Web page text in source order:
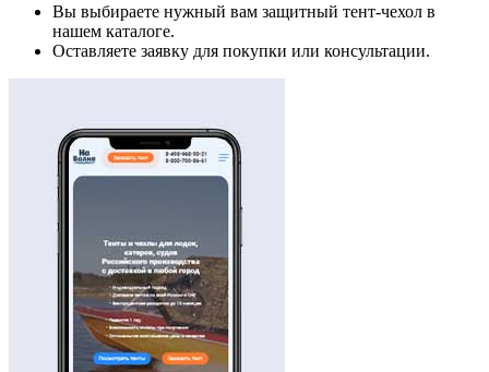
Вы выбираете нужный вам защитный тент-чехол в
нашем каталоге.
Оставляете заявку для покупки или консультации.